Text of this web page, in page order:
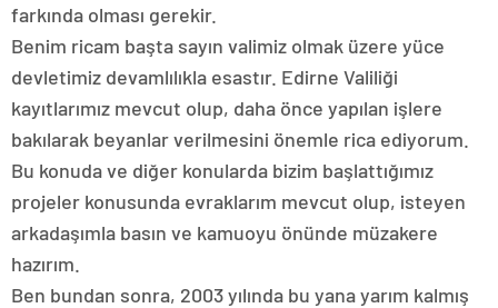
farkında olması gerekir.
Benim ricam başta sayın valimiz olmak üzere yüce
devletimiz devamlılıkla esastır. Edirne Valiliği
kayıtlarımız mevcut olup, daha önce yapılan işlere
bakılarak beyanlar verilmesini önemle rica ediyorum.
Bu konuda ve diğer konularda bizim başlattığımız
projeler konusunda evraklarım mevcut olup, isteyen
arkadaşımla basın ve kamuoyu önünde müzakere
hazırım.
Ben bundan sonra, 2003 yılında bu yana yarım kalmış